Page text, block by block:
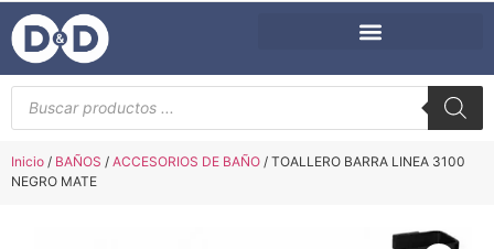
Inicio / BAÑOS / ACCESORIOS DE BAÑO / TOALLERO BARRA LINEA 3100
NEGRO MATE